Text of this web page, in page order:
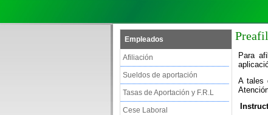
Empleados
Afiliación
Sueldos de aportación
Tasas de Aportación y F.R.L
Cese Laboral
Para
A tales